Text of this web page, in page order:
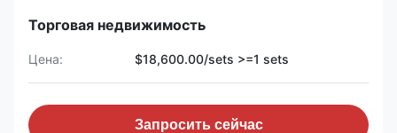
Торговая недвижимость
Цена: $18,600.00/sets >=1 sets
Запросить сейчас